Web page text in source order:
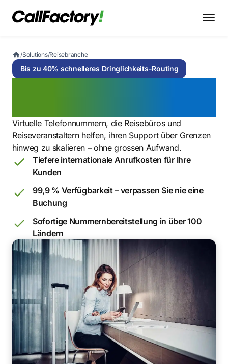
/Solutions/Reisebranche
Bis zu 40% schnelleres Dringlichkeits-Routing
Virtuelle Telefonnummern, die Reisebüros und
Reiseveranstaltern helfen, ihren Support über Grenzen
hinweg zu skalieren – ohne grossen Aufwand.
Tiefere internationale Anrufkosten für Ihre
Kunden
99,9 % Verfügbarkeit – verpassen Sie nie eine
Buchung
Sofortige Nummernbereitstellung in über 100
Ländern